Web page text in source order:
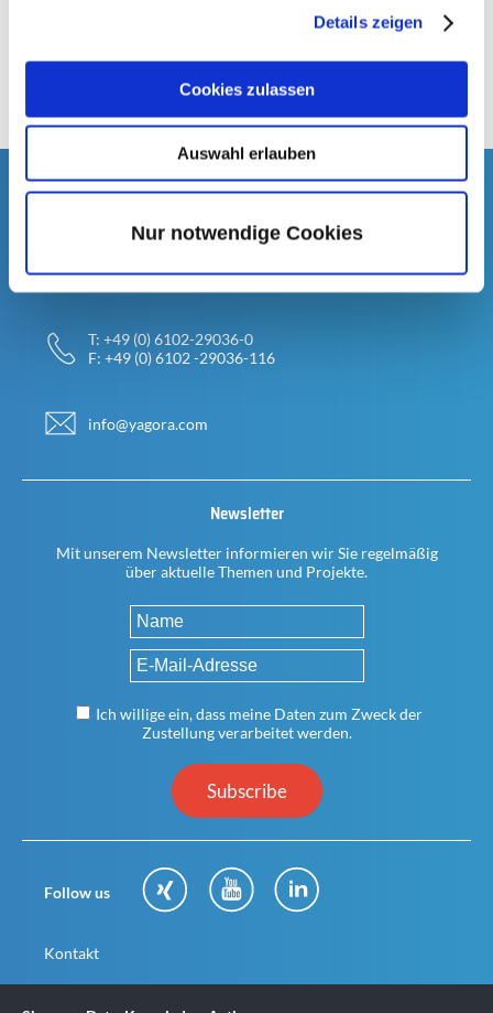
Details zeigen
Cookies zulassen
Auswahl erlauben
Nur notwendige Cookies
Zurück zu den Blogbeiträgen
Kontaktdaten
Yagora GmbH
Dornhofstr. 67-69
Deutschland
T: +49 (0) 6102-29036-0
F: +49 (0) 6102 -29036-116
info@yagora.com
Newsletter
Mit unserem Newsletter informieren wir Sie regelmäßig
über aktuelle Themen und Projekte.
Ich willige ein, dass meine Daten zum Zweck der
Zustellung verarbeitet werden.
Subscribe
Follow us
Kontakt